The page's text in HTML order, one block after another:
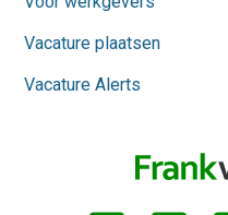
Vacature plaatsen
Vacature Alerts